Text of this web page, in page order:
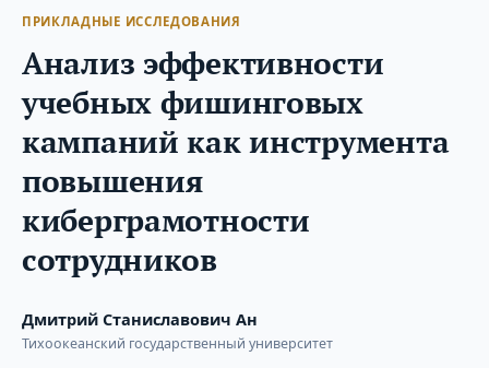
ПРИКЛАДНЫЕ ИССЛЕДОВАНИЯ
Анализ эффективности
учебных фишинговых
кампаний как инструмента
повышения
киберграмотности
сотрудников
Дмитрий Станиславович Ан
Тихоокеанский государственный университет